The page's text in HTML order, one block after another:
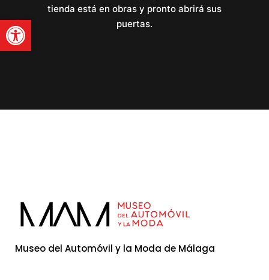
Abrir barra de
tienda está en obras y pronto abrirá sus
puertas.
Museo del Automóvil y la Moda de Málaga